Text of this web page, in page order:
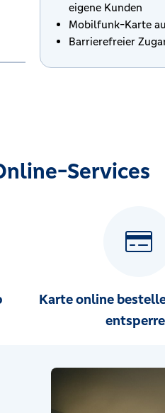
eigene Kunden
Mobilfunk-Karte
Barrierefreier
Services
Karte online